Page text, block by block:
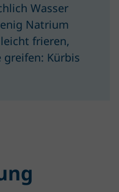
Wasser
Natrium
frieren,
Kürbis